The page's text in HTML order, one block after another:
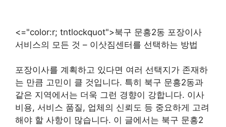
<="color:r; tntlockquot">북구 문흥2동 포장이사
서비스의 모든 것 – 이삿짐센터를 선택하는 방법
포장이사를 계획하고 있다면 여러 선택지가 존재하
는 만큼 고민이 클 것입니다. 특히 북구 문흥2동과
같은 지역에서는 더욱 그런 경향이 강합니다. 이사
비용, 서비스 품질, 업체의 신뢰도 등 중요하게 고려
해야 할 사항이 많습니다. 이 글에서는 북구 문흥2